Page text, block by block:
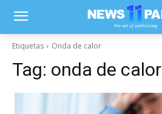
Etiquetas Onda de calor
Tag: onda de calor